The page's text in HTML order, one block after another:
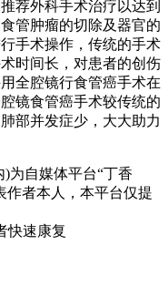
荐外科手术治疗以达到
管肿瘤的切除及器官的
手术操作，传统的手术
时间长，对患者的创伤
全腔镜行食管癌手术在
镜食管癌手术较传统的
部并发症少，大大助力
为自媒体平台“丁香
作者本人，本平台仅提
快速康复